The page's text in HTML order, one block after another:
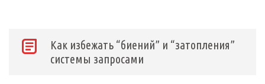
Как избежать “биений” и “затопления”
системы запросами